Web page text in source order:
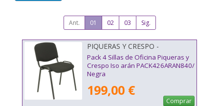
Ant. 01 02 03 Sig.
PIQUERAS Y CRESPO -
PACK426ARAN840
Pack 4 Sillas de Oficina Piqueras y
Crespo Iso arán PACK426ARAN840/
Negra
199,00 €
Comprar